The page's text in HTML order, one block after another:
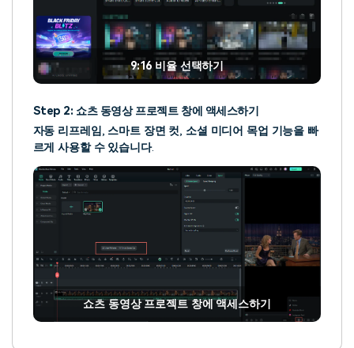
9:16 비율 선택하기
Step 2: 쇼츠 동영상 프로젝트 창에 액세스하기
자동 리프레임 , 스마트 장면 컷, 소셜 미디어 목업 기능을 빠
르게 사용할 수 있습니다.
쇼츠 동영상 프로젝트 창에 액세스하기